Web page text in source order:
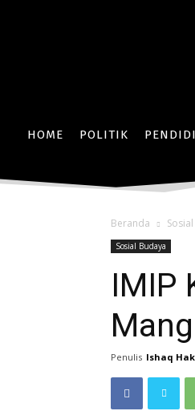
HOME POLITIK
Beranda
Sosial Budaya
IMIP
Penulis Ishaq